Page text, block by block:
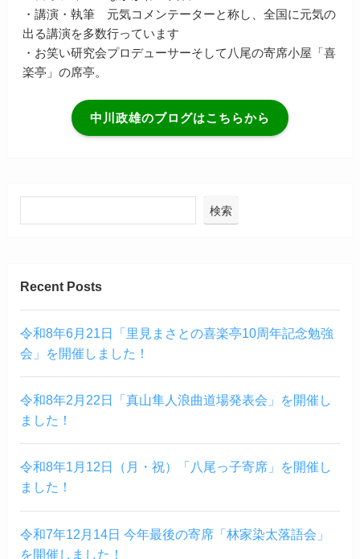
・講演・執筆 元気コメンテーターと称し、全国に元気の
出る講演を多数行っています
・お笑い研究会プロデューサーそして八尾の寄席小屋「喜
楽亭」の席亭。
中川政雄のブログはこちらから
検索
Recent Posts
令和8年6月21日「里見まさとの喜楽亭10周年記念勉強
会」を開催しました！
令和8年2月22日「真山隼人浪曲道場発表会」を開催し
ました！
令和8年1月12日（月・祝）「八尾っ子寄席」を開催し
ました！
令和7年12月14日 今年最後の寄席「林家染太落語会」
を開催しました！